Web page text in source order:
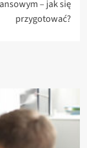
– jak się
przygotować?